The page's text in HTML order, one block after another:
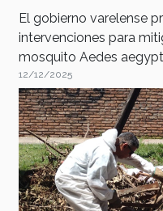
El gobierno varelense
intervenciones para
mosquito Aedes
12/12/2025